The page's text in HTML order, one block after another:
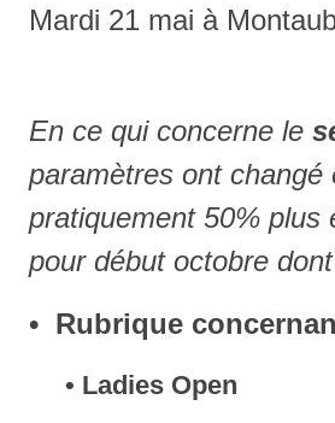
Mardi 21 mai à
En ce qui concerne le
paramètres ont
pratiquement 50% plus
pour début octobre
• Rubrique
• Ladies Open